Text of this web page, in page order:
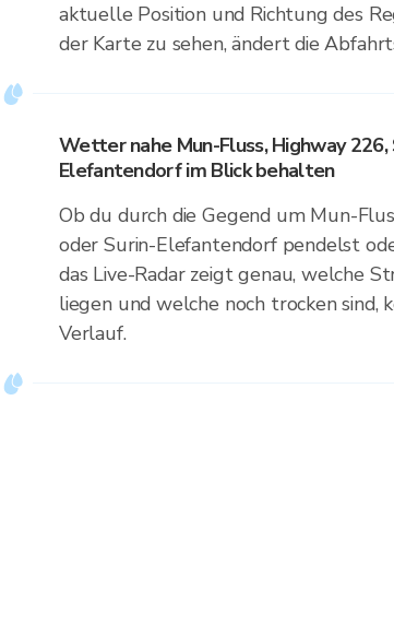
aktuelle Position und Richtung des
der Karte zu sehen, ändert die
Wetter nahe Mun-Fluss, Highway 226,
Elefantendorf im Blick behalten
Ob du durch die Gegend um Mun-
oder Surin-Elefantendorf pendelst
das Live-Radar zeigt genau, welche
liegen und welche noch trocken sind,
Verlauf.